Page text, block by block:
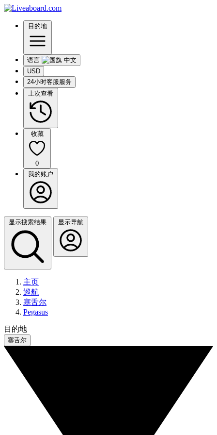
目的地
语言
USD
24小时客服服务
上次查看
收藏
0
我的账户
显示搜索结果 显示导航
主页
巡航
塞舌尔
Pegasus
目的地
塞舌尔